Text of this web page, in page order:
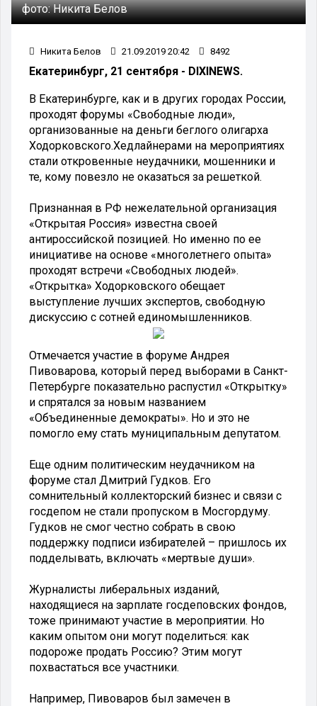
фото:Никита Белов
Никита Белов 21.09.2019 20:42 8492
Екатеринбург, 21 сентября - DIXINEWS.
В Екатеринбурге, как и в других городах России,
проходят форумы «Свободные люди»,
организованные на деньги беглого олигарха
Ходорковского.Хедлайнерами на мероприятиях
стали откровенные неудачники, мошенники и
те, кому повезло не оказаться за решеткой.
Признанная в РФ нежелательной организация
«Открытая Россия» известна своей
антироссийской позицией. Но именно по ее
инициативе на основе «многолетнего опыта»
проходят встречи «Свободных людей».
«Открытка» Ходорковского обещает
выступление лучших экспертов, свободную
дискуссию с сотней единомышленников.
Отмечается участие в форуме Андрея
Пивоварова, который перед выборами в Санкт-
Петербурге показательно распустил «Открытку»
и спрятался за новым названием
«Объединенные демократы». Но и это не
помогло ему стать муниципальным депутатом.
Еще одним политическим неудачником на
форуме стал Дмитрий Гудков. Его
сомнительный коллекторский бизнес и связи с
госдепом не стали пропуском в Мосгордуму.
Гудков не смог честно собрать в свою
поддержку подписи избирателей – пришлось их
подделывать, включать «мертвые души».
Журналисты либеральных изданий,
находящиеся на зарплате госдеповских фондов,
тоже принимают участие в мероприятии. Но
каким опытом они могут поделиться: как
подороже продать Россию? Этим могут
похвастаться все участники.
Например, Пивоваров был замечен в